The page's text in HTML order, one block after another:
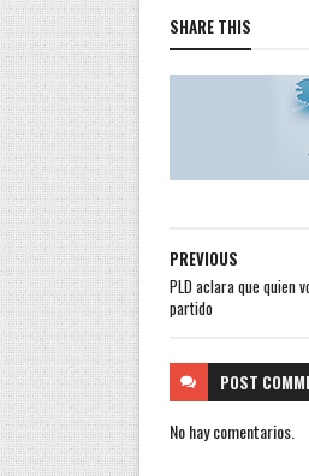
SHARE THIS
PREVIOUS
PLD aclara que quien
partido
POST
No hay comentarios.